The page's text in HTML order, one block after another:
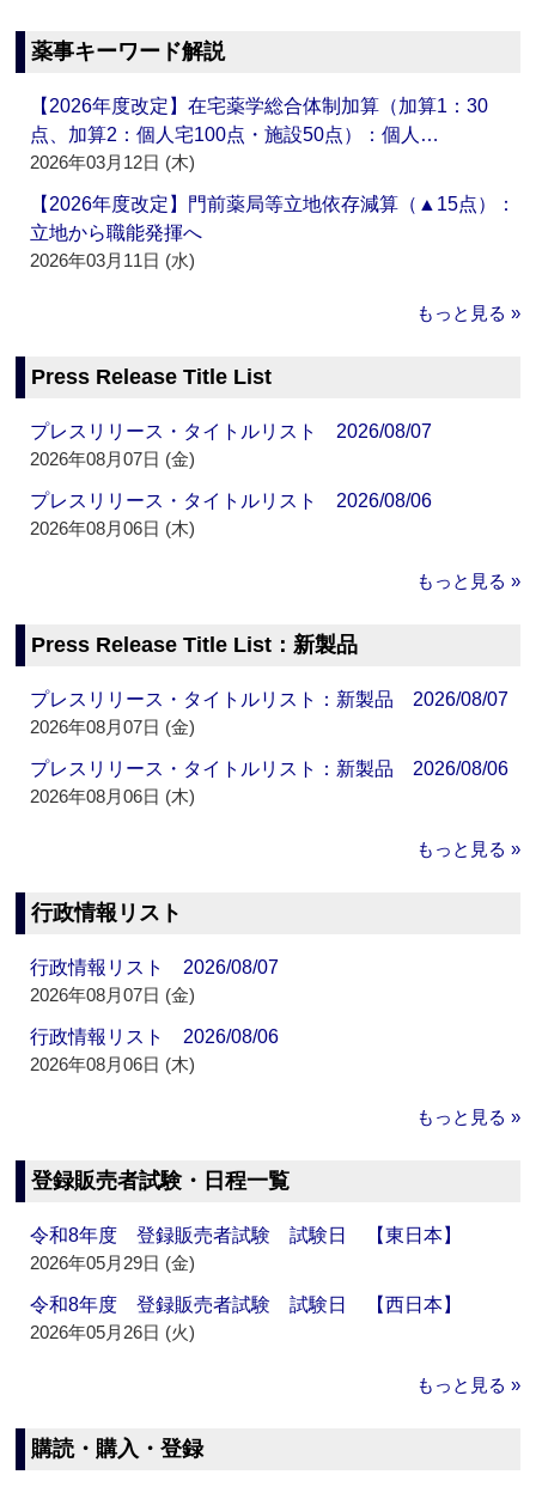
薬事キーワード解説
【2026年度改定】在宅薬学総合体制加算（加算1：30
点、加算2：個人宅100点・施設50点）：個人…
2026年03月12日 (木)
【2026年度改定】門前薬局等立地依存減算（▲15点）：
立地から職能発揮へ
2026年03月11日 (水)
もっと見る »
Press Release Title List
プレスリリース・タイトルリスト 2026/08/07
2026年08月07日 (金)
プレスリリース・タイトルリスト 2026/08/06
2026年08月06日 (木)
もっと見る »
Press Release Title List：新製品
プレスリリース・タイトルリスト：新製品 2026/08/07
2026年08月07日 (金)
プレスリリース・タイトルリスト：新製品 2026/08/06
2026年08月06日 (木)
もっと見る »
行政情報リスト
行政情報リスト 2026/08/07
2026年08月07日 (金)
行政情報リスト 2026/08/06
2026年08月06日 (木)
もっと見る »
登録販売者試験・日程一覧
令和8年度 登録販売者試験 試験日 【東日本】
2026年05月29日 (金)
令和8年度 登録販売者試験 試験日 【西日本】
2026年05月26日 (火)
もっと見る »
購読・購入・登録